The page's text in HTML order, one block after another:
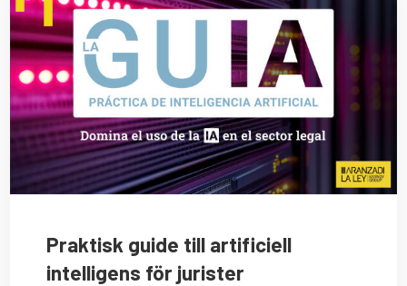
Praktisk guide till artificiell
intelligens för jurister